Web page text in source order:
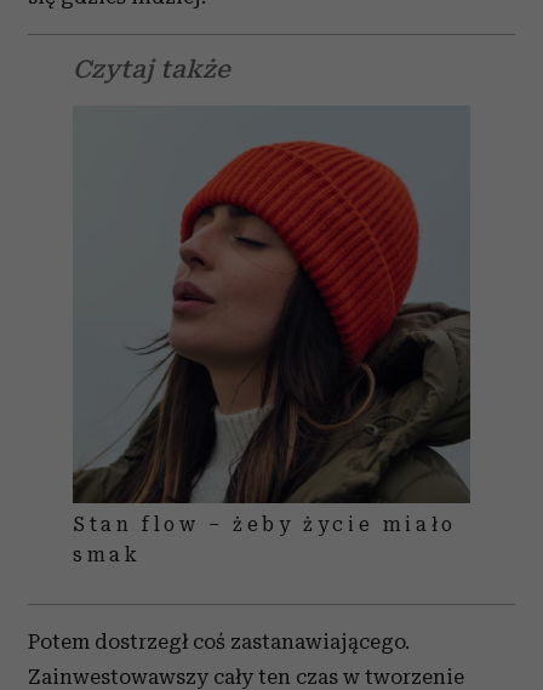
Czytaj także
Stan flow – żeby życie miało
smak
Potem dostrzegł coś zastanawiającego.
Zainwestowawszy cały ten czas w tworzenie